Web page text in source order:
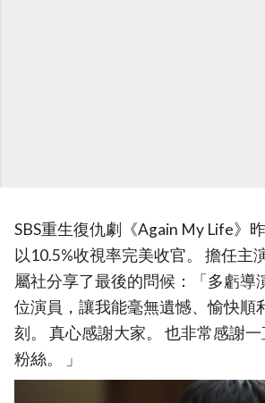
SBS重生復仇劇《Again My Life》
以10.5%收視率完美收官。 擔任主
屬社分享了最後的問候：「多虧導
位演員，讓我能毫無遺憾、愉快順
刻。 真心感謝大家。 也非常感謝
粉絲。 」